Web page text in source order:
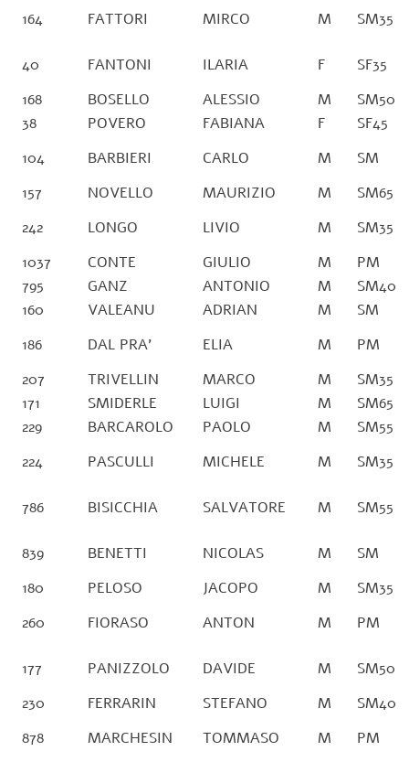
164 FATTORI MIRCO M SM35
40 FANTONI ILARIA F
SF35
168
BOSELLO ALESSIO M
SM50
38
POVERO FABIANA F
SF45
104
BARBIERI CARLO M
SM
157
NOVELLO MAURIZIO M
SM65
242
LONGO LIVIO M
SM35
1037
CONTE GIULIO M
PM
795
GANZ ANTONIO M
SM40
160
VALEANU ADRIAN M
SM
186
DAL PRA’ ELIA M
PM
207
TRIVELLIN MARCO M
SM35
171
SMIDERLE LUIGI M
SM65
229
BARCAROLO PAOLO M
SM55
224
PASCULLI MICHELE M SM35
786 BISICCHIA SALVATORE M SM55
839 BENETTI NICOLAS M
SM
180
PELOSO JACOPO M
SM35
260
FIORASO ANTON M PM
177 PANIZZOLO DAVIDE M
SM50
230
FERRARIN STEFANO M
SM40
878
MARCHESIN TOMMASO M
PM